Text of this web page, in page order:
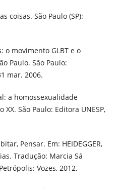
coisas. São Paulo (SP):
o movimento GLBT e o
Paulo. São Paulo:
mar. 2006.
a homossexualidade
São Paulo: Editora UNESP,
Pensar. Em: HEIDEGGER,
Tradução: Marcia Sá
Vozes, 2012.